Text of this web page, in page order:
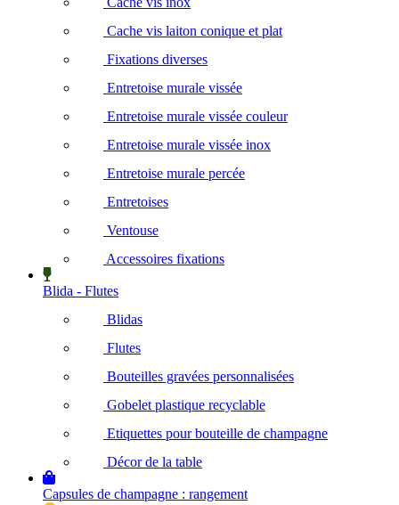
Cache vis laiton conique et plat
Fixations diverses
Entretoise murale vissée
Entretoise murale vissée couleur
Entretoise murale vissée inox
Entretoise murale percée
Entretoises
Ventouse
Accessoires fixations
Blida - Flutes
Blidas
Flutes
Bouteilles gravées personnalisées
Gobelet plastique recyclable
Etiquettes pour bouteille de champagne
Décor de la table
Capsules de champagne : rangement